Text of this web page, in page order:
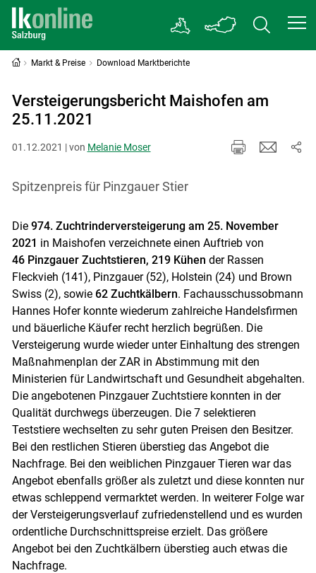
Skip to main content
Markt & Preise Download Marktberichte
Versteigerungsbericht Maishofen am
25.11.2021
01.12.2021 | von Melanie Moser
Spitzenpreis für Pinzgauer Stier
Die 974. Zuchtrinderversteigerung am 25. November
2021 in Maishofen verzeichnete einen Auftrieb von
46 Pinzgauer Zuchtstieren, 219 Kühen der Rassen
Fleckvieh (141), Pinzgauer (52), Holstein (24) und Brown
Swiss (2), sowie 62 Zuchtkälbern. Fachausschussobmann
Hannes Hofer konnte wiederum zahlreiche Handelsfirmen
und bäuerliche Käufer recht herzlich begrüßen. Die
Versteigerung wurde wieder unter Einhaltung des strengen
Maßnahmenplan der ZAR in Abstimmung mit den
Ministerien für Landwirtschaft und Gesundheit abgehalten.
Die angebotenen Pinzgauer Zuchtstiere konnten in der
Qualität durchwegs überzeugen. Die 7 selektieren
Teststiere wechselten zu sehr guten Preisen den Besitzer.
Bei den restlichen Stieren überstieg das Angebot die
Nachfrage. Bei den weiblichen Pinzgauer Tieren war das
Angebot ebenfalls größer als zuletzt und diese konnten nur
etwas schleppend vermarktet werden. In weiterer Folge war
der Versteigerungsverlauf zufriedenstellend und es wurden
ordentliche Durchschnittspreise erzielt. Das größere
Angebot bei den Zuchtkälbern überstieg auch etwas die
Nachfrage.